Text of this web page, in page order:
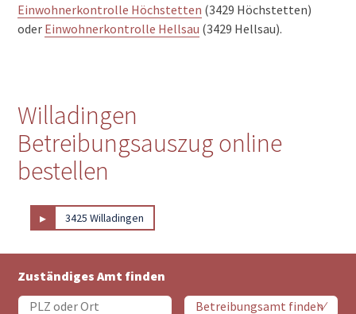
Einwohnerkontrolle Höchstetten (3429 Höchstetten)
oder Einwohnerkontrolle Hellsau (3429 Hellsau).
Willadingen
Betreibungsauszug online
bestellen
▸ 3425 Willadingen
Zuständiges Amt finden